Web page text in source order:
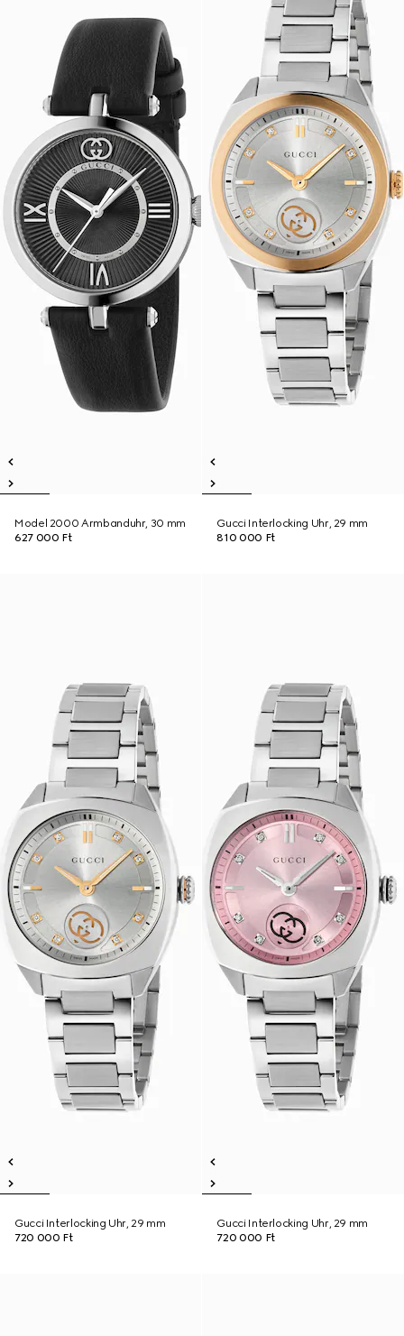
Model 2000 Armbanduhr, 30 mm
627 000 Ft
Gucci Interlocking Uhr, 29 mm
810 000 Ft
Gucci Interlocking Uhr, 29 mm
720 000 Ft
Gucci Interlocking Uhr, 29 mm
720 000 Ft